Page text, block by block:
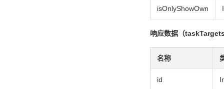
isOnlyShowOwn
响应数据（
名称
id